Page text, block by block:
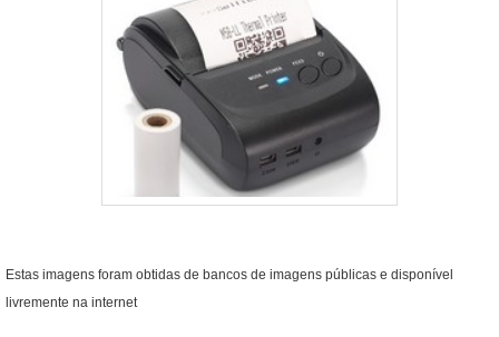
Estas imagens foram obtidas de bancos de imagens públicas e disponível
livremente na internet